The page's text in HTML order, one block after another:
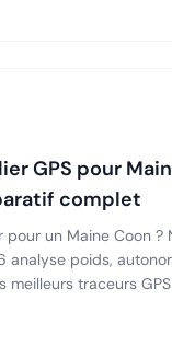
GPS pour
complet
pour un Maine Coon ?
analyse poids,
meilleurs traceurs